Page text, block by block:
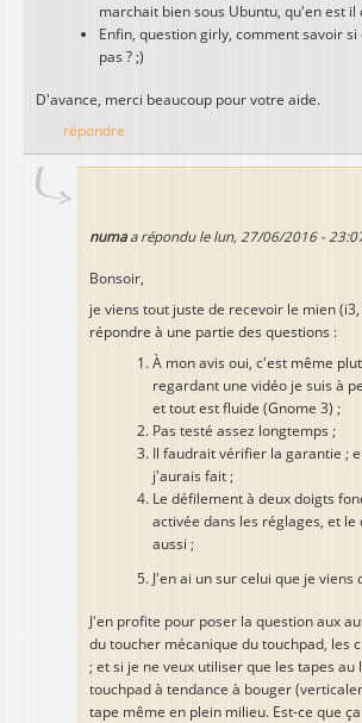
marchait bien sous Ubuntu, qu'en est il
Enfin, question girly, comment savoir
pas ? ;)
D'avance, merci beaucoup pour votre aide.
répondre
numaa répondu le lun, 27/06/2016 -
Bonsoir,
je viens tout juste de recevoir le mien
répondre à une partie des questions :
À mon avis oui, c'est même
regardant une vidéo je suis à
et tout est fluide (Gnome 3) ;
Pas testé assez longtemps ;
Il faudrait vérifier la garantie ;
j'aurais fait ;
Le défilement à deux doigts
activée dans les réglages, et
aussi ;
J'en ai un sur celui que je viens
J'en profite pour poser la question aux
du toucher mécanique du touchpad, les
; et si je ne veux utiliser que les tapes au
touchpad à tendance à bouger
tape même en plein milieu. Est-ce que